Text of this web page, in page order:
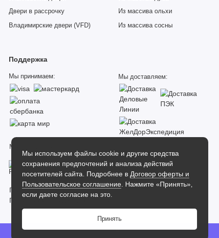
0
Мы используем файлы cookie и другие средства
сохранения предпочтений и анализа действий
посетителей сайта. Подробнее в Договор оферты и
Пользовательское соглашение . Нажмите «Принять»,
если даете согласие на это.
Принять
Двери в рассрочку
Владимирские двери (VFD)
Из массива ольхи
Из массива сосны
Поддержка
Мы принимаем: Мы доставляем:
Мы в соцсетях:
Пользовательское соглашение
Политика конфиденциальности
Dverilab